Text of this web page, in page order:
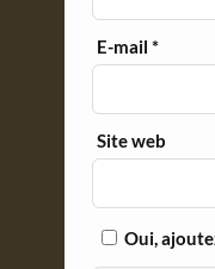
E-mail*
Site web
Oui,